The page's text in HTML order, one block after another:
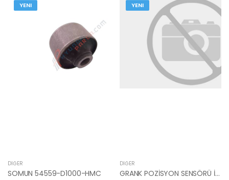
YENI
DIĞER
SOMUN 54559-D1000-HMC
YENI
DIĞER
GRANK POZİSYON SENSÖRÜ İ30/BLUE/ELANTRA/CERATO 10-/İX35 BENZİN 39180-2B000-YS